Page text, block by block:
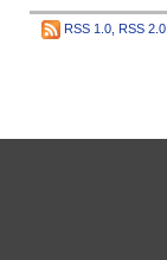
RSS 1.0 RSS 2.0